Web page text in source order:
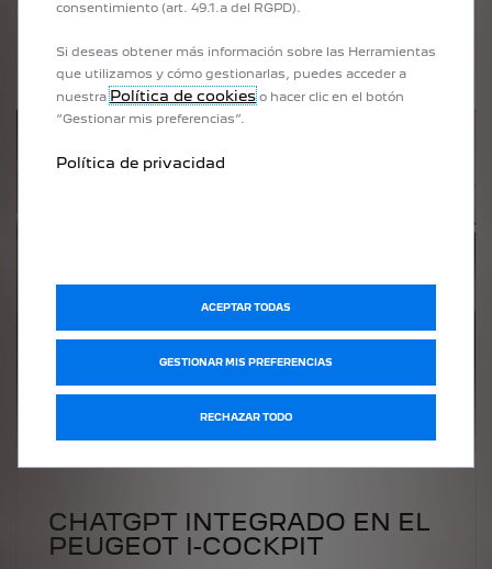
CHATGPT INTEGRADO EN EL
PEUGEOT I-COCKPIT
consentimiento (art. 49.1.a del RGPD).
Si deseas obtener más información sobre las Herramientas
que utilizamos y cómo gestionarlas, puedes acceder a
nuestraPolítica de cookieso hacer clic en el botón
“Gestionar mis preferencias”.
Política de privacidad
GESTIONAR MIS PREFERENCIAS
ACEPTAR TODAS
RECHAZAR TODO